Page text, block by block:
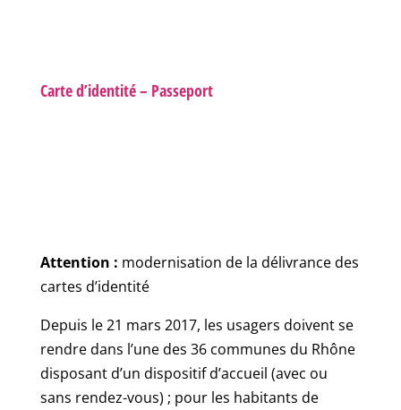
Carte d’identité – Passeport
Attention : modernisation de la délivrance des
cartes d’identité
Depuis le 21 mars 2017, les usagers doivent se
rendre dans l’une des 36 communes du Rhône
disposant d’un dispositif d’accueil (avec ou
sans rendez-vous) ; pour les habitants de